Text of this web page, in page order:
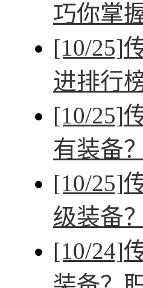
巧你掌
[10/25]
进排行
[10/25]
有装备？
[10/25]
级装备？
[10/24]